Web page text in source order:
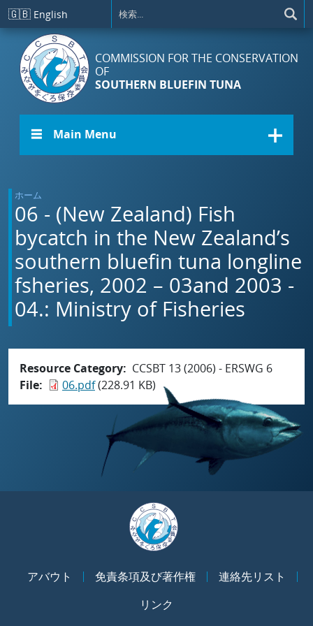
メインコンテンツに移動
🇬🇧 English
COMMISSION FOR THE CONSERVATION
OF
SOUTHERN BLUEFIN TUNA
☰ Main Menu
ホーム
06 - (New Zealand) Fish
bycatch in the New Zealand’s
southern bluefin tuna longline
fsheries, 2002 – 03and 2003 -
04.: Ministry of Fisheries
Resource Category
CCSBT 13 (2006) - ERSWG 6
File
06.pdf(228.91 KB)
アバウト 免責条項及び著作権
連絡先リスト
リンク